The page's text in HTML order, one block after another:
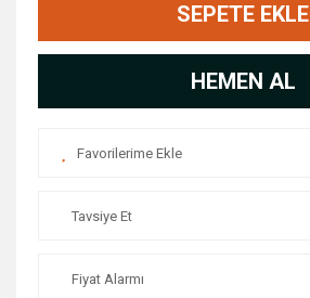
SEPETE EKLE
HEMEN AL
Tavsiye Et
Fiyat Alarmı